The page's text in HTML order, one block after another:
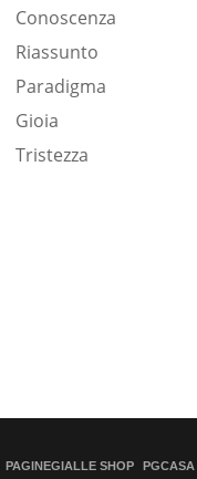
Conoscenza
Riassunto
Paradigma
Gioia
Tristezza
PAGINEGIALLE SHOP PGCASA